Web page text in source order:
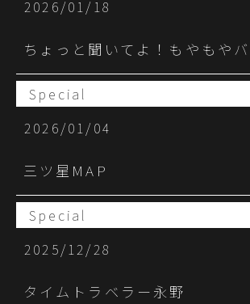
2026/01/18
ちょっと聞いてよ！もやもやバ
Special
2026/01/04
三ツ星MAP
Special
2025/12/28
タイムトラベラー永野